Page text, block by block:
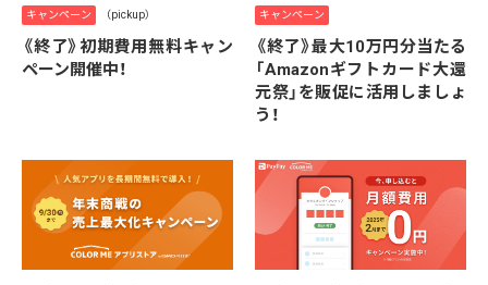
キャンペーン （pickup）
《終了》初期費用無料キャン
ペーン開催中！
キャンペーン
《終了》最大10万円分当たる
「Amazonギフトカード大還
元祭」を販促に活用しましょ
う！